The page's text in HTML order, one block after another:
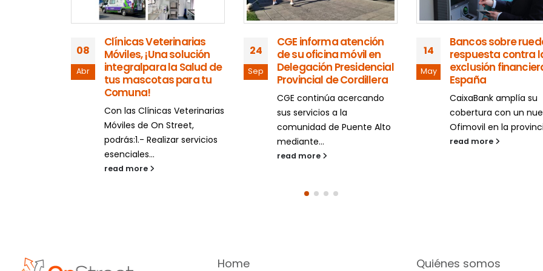
Clínicas Veterinarias
Móviles, ¡Una solución
integralpara la Salud de
tus mascotas para tu
Comuna!
Con las Clínicas Veterinarias
Móviles de On Street,
podrás:1.- Realizar servicios
esenciales...
read more
Sep
CGE informa atención
de su oficina móvil en
Delegación Presidencial
Provincial de Cordillera
CGE continúa acercando
sus servicios a la
comunidad de Puente Alto
mediante...
read more
Bancos sobre ruedas, la
respuesta contra la
exclusión financiera en
España
CaixaBank amplía su
cobertura con un nuevo
Ofimovil en la provincia de...
read more
Home Quiénes somos